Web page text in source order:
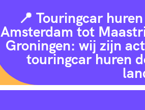
📍 Touringcar
Amsterdam tot
Groningen: wij zijn
touringcar huren